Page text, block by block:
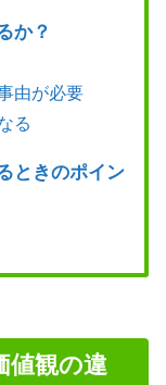
か？
由が必要
る
ときのポイン
値観の違